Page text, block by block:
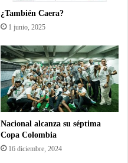
¿También Caera?
1 junio, 2025
Nacional alcanza su séptima
Copa Colombia
16 diciembre, 2024